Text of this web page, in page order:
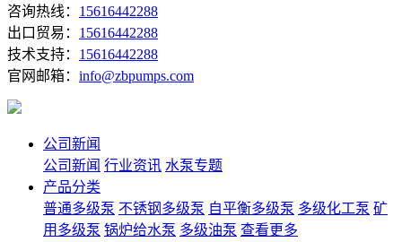
咨询热线： 15616442288
出口贸易： 15616442288
技术支持： 15616442288
官网邮箱： info@zbpumps.com
公司新闻
公司新闻 行业资讯 水泵专题
产品分类
普通多级泵 不锈钢多级泵 自平衡多级泵 多级化工泵 矿
用多级泵 锅炉给水泵 多级油泵 查看更多